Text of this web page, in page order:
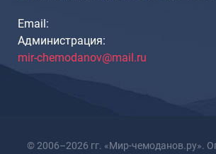
Email:
Администрация:
mir-chemodanov@mail.ru
© 2006–2026 гг. «Мир-чемоданов.ру».